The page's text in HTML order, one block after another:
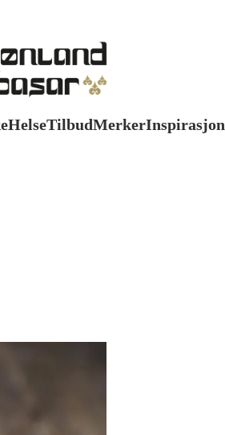
HelseTilbudMerkerInspirasjon